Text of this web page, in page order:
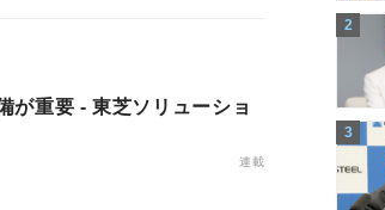
が重要 - 東芝ソリューショ
連載